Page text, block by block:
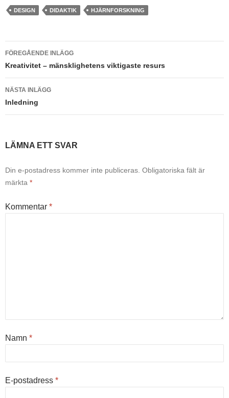
DESIGN DIDAKTIK HJÄRNFORSKNING
Inläggsnavigering
FÖREGÅENDE INLÄGG
Kreativitet – mänsklighetens viktigaste resurs
NÄSTA INLÄGG
Inledning
LÄMNA ETT SVAR
Din e-postadress kommer inte publiceras. Obligatoriska fält är
märkta *
Kommentar *
Namn *
E-postadress *